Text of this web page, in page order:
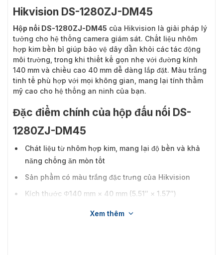
Hikvision DS-1280ZJ-DM45
Hộp nối DS-1280ZJ-DM45 của Hikvision là giải pháp lý
tưởng cho hệ thống camera giám sát. Chất liệu nhôm
hợp kim bền bỉ giúp bảo vệ dây dẫn khỏi các tác động
môi trường, trong khi thiết kế gọn nhẹ với đường kính
140 mm và chiều cao 40 mm dễ dàng lắp đặt. Màu trắng
tinh tế phù hợp với mọi không gian, mang lại tính thẩm
mỹ cao cho hệ thống an ninh của bạn.
Đặc điểm chính của hộp đấu nối DS-
1280ZJ-DM45
Chát liệu từ nhôm hợp kim, mang lại độ bền và khả
năng chống ăn mòn tốt
Sản phẩm có màu trắng đặc trưng của Hikvision
Kích thước Φ140 mm × 40 mm (5.51″ × 1.57″)
Trọng lượng: Khoảng 237 g (0.52 lb), dễ dàng vận
Xem thêm